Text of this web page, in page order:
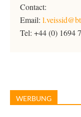
Contact:
Email:
Tel: +44 (0) 1694
WERBUNG